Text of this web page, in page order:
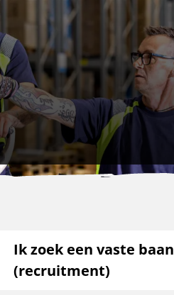
Ik zoek een vaste baan
(recruitment)